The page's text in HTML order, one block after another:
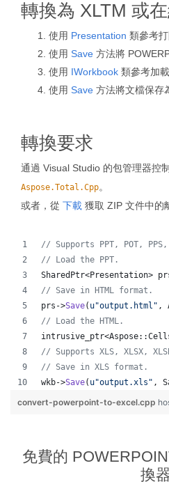
轉換為 XLTM 或
使用 Presentation 類參考
使用 Save 方法將
使用 IWorkbook 類參考加
使用 Save 方法將文檔保存
轉換要求
通過 Visual Studio 的包管理器控
Aspose.Total.Cpp。
或者，從 下載 獲取 ZIP 文件中的
// Supports PPT, POT,
// Load the PPT.
SharedPtr<Presentation>
// Save in HTML format.
prs->Save( u"output.html " ,
// Load the HTML.
// Supports XLS, XLSX,
// Save in XLS format.
wkb->Save( u"output.xls " ,
convert-powerpoint-to-excel.cpp
免費的
換